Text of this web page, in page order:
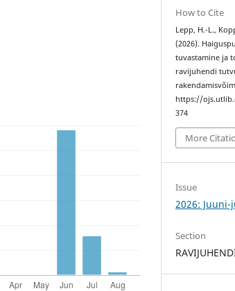
How to Cite
Lepp, H.-L.,
(2026).
tuvastamine ja
ravijuhendi
https://
374
More
Issue
2026:
Section